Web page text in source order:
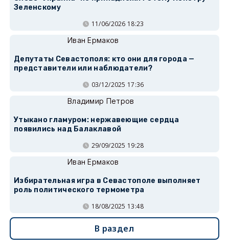
Зеленскому
11/06/2026 18:23
Иван Ермаков
Депутаты Севастополя: кто они для города —
представители или наблюдатели?
03/12/2025 17:36
Владимир Петров
Утыкано гламуром: нержавеющие сердца
появились над Балаклавой
29/09/2025 19:28
Иван Ермаков
Избирательная игра в Севастополе выполняет
роль политического термометра
18/08/2025 13:48
В раздел